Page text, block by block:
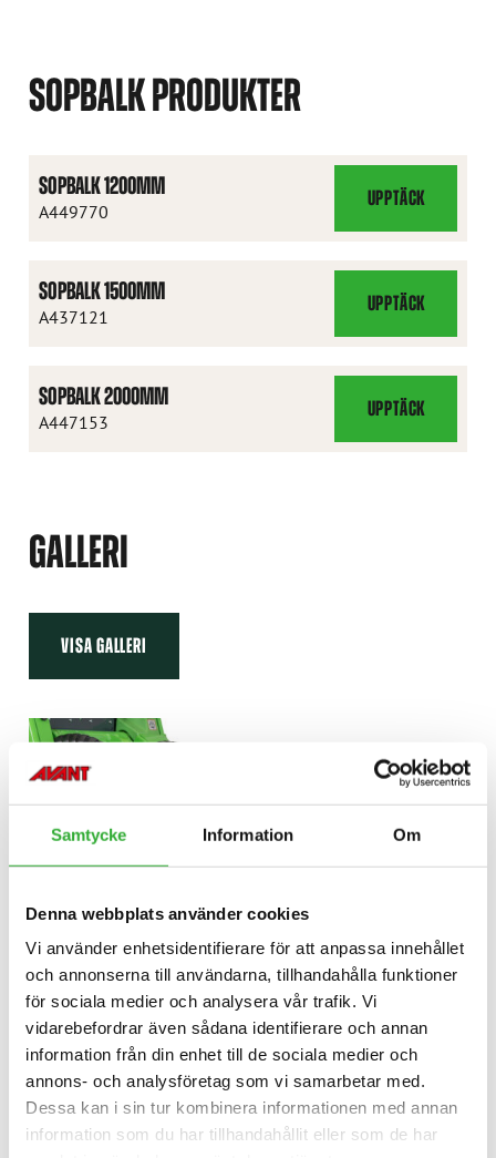
Samtycke Information Om
Denna webbplats använder cookies
Vi använder enhetsidentifierare för att anpassa innehållet
och annonserna till användarna, tillhandahålla funktioner
för sociala medier och analysera vår trafik. Vi
vidarebefordrar även sådana identifierare och annan
information från din enhet till de sociala medier och
annons- och analysföretag som vi samarbetar med.
Dessa kan i sin tur kombinera informationen med annan
information som du har tillhandahållit eller som de har
SOPBALK PRODUKTER
SOPBALK 1200MM
A449770
UPPTÄCK
SOPBALK
1200MM
SOPBALK 1500MM
A437121
UPPTÄCK
SOPBALK
1500MM
SOPBALK 2000MM
A447153
UPPTÄCK
SOPBALK
2000MM
GALLERI
VISA GALLERI